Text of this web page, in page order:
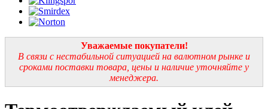
Уважаемые покупатели!
В связи с нестабильной ситуацией на валютном рынке и
сроками поставки товара, цены и наличие уточняйте у
менеджера.